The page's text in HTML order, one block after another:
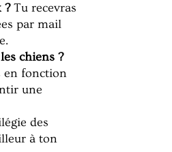
?Tu recevras
par mail
chiens ?
en fonction
une
des
à ton